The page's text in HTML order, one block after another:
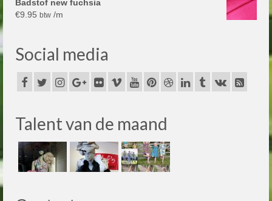
Badstof new fuchsia
€9.95 btw /m
Social media
Talent van de maand